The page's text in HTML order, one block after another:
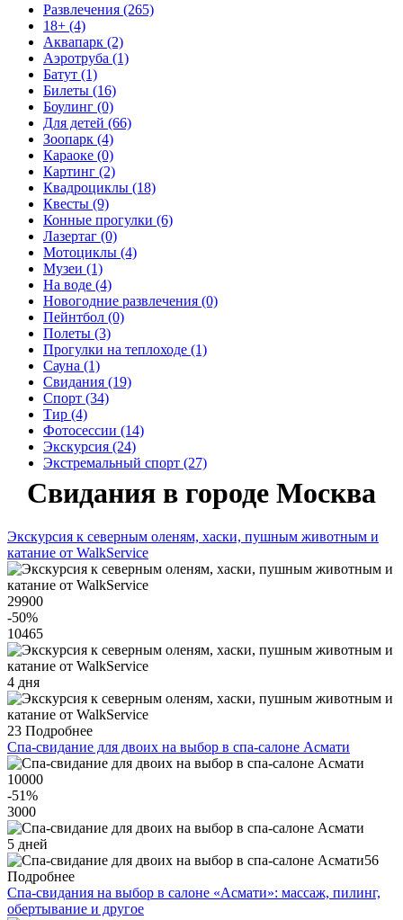
Развлечения (265)
18+ (4)
Аквапарк (2)
Аэротруба (1)
Батут (1)
Билеты (16)
Боулинг (0)
Для детей (66)
Зоопарк (4)
Караоке (0)
Картинг (2)
Квадроциклы (18)
Квесты (9)
Конные прогулки (6)
Лазертаг (0)
Мотоциклы (4)
Музеи (1)
На воде (4)
Новогодние развлечения (0)
Пейнтбол (0)
Полеты (3)
Прогулки на теплоходе (1)
Сауна (1)
Свидания (19)
Спорт (34)
Тир (4)
Фотосессии (14)
Экскурсия (24)
Экстремальный спорт (27)
Свидания в городе Москва
Экскурсия к северным оленям, хаски, пушным животным и
катание от WalkService
29900
-50%
10465
4 дня
23 Подробнее
Спа-свидание для двоих на выбор в спа-салоне Асмати
10000
-51%
3000
5 дней
56
Подробнее
Спа-свидания на выбор в салоне «Асмати»: массаж, пилинг,
обертывание и другое